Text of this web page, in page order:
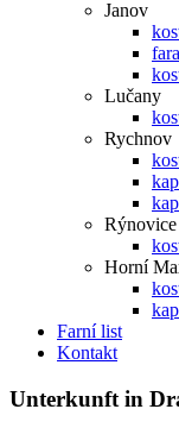
Janov
Lučany
Rychnov
Rýnovice
Horní
Farní list
Kontakt
Unterkunft in